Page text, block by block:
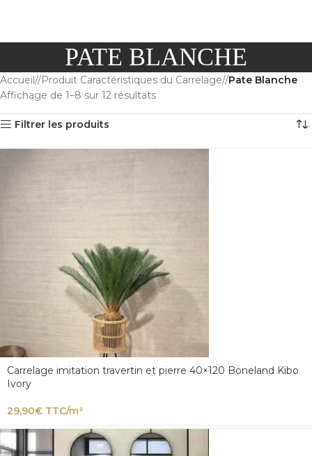
PATE BLANCHE
Accueil/ Produit Caractéristiques du Carrelage/ Pate Blanche
Affichage de 1–8 sur 12 résultats
Filtrer les produits
Carrelage imitation travertin et pierre 40×120 Boneland Kibo
Ivory
29,90€ TTC/m²